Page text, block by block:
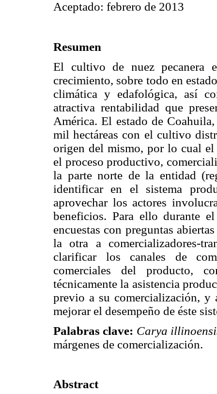
Aceptado: febrero de 2013
Resumen
El cultivo de nuez pecanera
crecimiento, sobre todo en
climática y edafológica, así
atractiva rentabilidad que
América. El estado de
mil hectáreas con el cultivo
origen del mismo, por lo cual el
el proceso productivo,
la parte norte de la entidad
identificar en el sistema
aprovechar los actores
beneficios. Para ello durante
encuestas con preguntas
la otra a comercializadores-
clarificar los canales de
comerciales del producto,
técnicamente la asistencia
previo a su comercialización, y
mejorar el desempeño de éste
Palabras clave: Carya
márgenes de comercialización.
Abstract